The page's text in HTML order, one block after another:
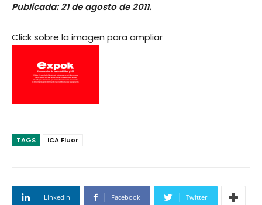
Publicada: 21 de agosto de 2011.
Click sobre la imagen para ampliar
TAGS ICA Fluor
Linkedin Facebook Twitter